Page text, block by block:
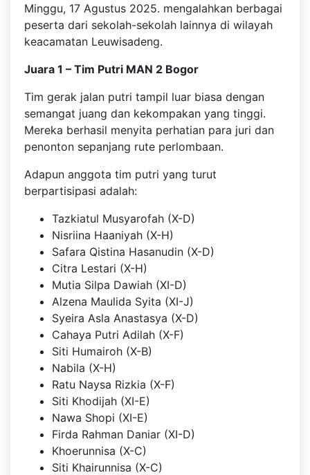
Minggu, 17 Agustus 2025. mengalahkan berbagai
peserta dari sekolah-sekolah lainnya di wilayah
keacamatan Leuwisadeng.
Juara 1 – Tim Putri MAN 2 Bogor
Tim gerak jalan putri tampil luar biasa dengan
semangat juang dan kekompakan yang tinggi.
Mereka berhasil menyita perhatian para juri dan
penonton sepanjang rute perlombaan.
Adapun anggota tim putri yang turut
berpartisipasi adalah:
Tazkiatul Musyarofah (X-D)
Nisriina Haaniyah (X-H)
Safara Qistina Hasanudin (X-D)
Citra Lestari (X-H)
Mutia Silpa Dawiah (XI-D)
Alzena Maulida Syita (XI-J)
Syeira Asla Anastasya (X-D)
Cahaya Putri Adilah (X-F)
Siti Humairoh (X-B)
Nabila (X-H)
Ratu Naysa Rizkia (X-F)
Siti Khodijah (XI-E)
Nawa Shopi (XI-E)
Firda Rahman Daniar (XI-D)
Khoerunnisa (X-C)
Siti Khairunnisa (X-C)